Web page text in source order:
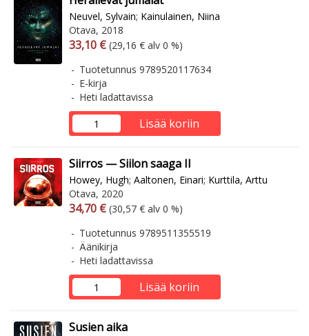
Neuvel, Sylvain; Kainulainen, Niina
Otava, 2018
Arvonlisäverollinen hinta
33,10 € Arvonlisäveroton hinta
(29,16 € alv 0 %)
Tuotetunnus 9789520117634
E-kirja
Heti ladattavissa
Lisää koriin
Siirros — Siilon saaga II
Howey, Hugh; Aaltonen, Einari; Kurttila, Arttu
Otava, 2020
Arvonlisäverollinen hinta
34,70 € Arvonlisäveroton hinta
(30,57 € alv 0 %)
Tuotetunnus 9789511355519
Äänikirja
Heti ladattavissa
Lisää koriin
Susien aika